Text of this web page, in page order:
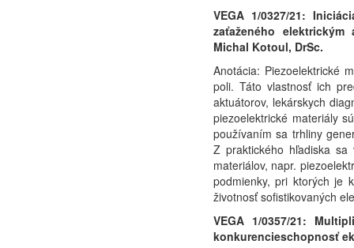
VEGA 1/0327/21:
zaťaženého elektrickým
Michal Kotoul, DrSc.
Anotácia: Piezoelektrické
poli. Táto vlastnosť ich
aktuátorov, lekárskych
piezoelektrické materiály
používaním sa trhliny
Z praktického hľadiska
materiálov, napr.
podmienky, pri ktorých je
životnosť sofistikovaných
VEGA 1/0357/21:
konkurencieschopnosť